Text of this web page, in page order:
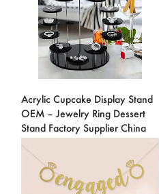
Acrylic Cupcake Display Stand
OEM – Jewelry Ring Dessert
Stand Factory Supplier China